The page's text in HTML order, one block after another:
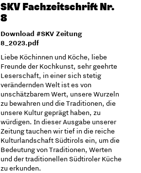
SKV Fachzeitschrift Nr.
8
Download #SKV Zeitung
8_2023.pdf
Liebe Köchinnen und Köche, liebe
Freunde der Kochkunst, sehr geehrte
Leserschaft, in einer sich stetig
verändernden Welt ist es von
unschätzbarem Wert, unsere Wurzeln
zu bewahren und die Traditionen, die
unsere Kultur geprägt haben, zu
würdigen. In dieser Ausgabe unserer
Zeitung tauchen wir tief in die reiche
Kulturlandschaft Südtirols ein, um die
Bedeutung von Traditionen, Werten
und der traditionellen Südtiroler Küche
zu erkunden.